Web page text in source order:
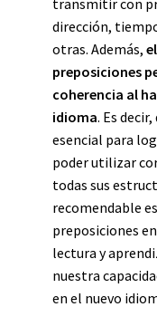
transmitir con
dirección,
otras. Además,
preposiciones
coherencia al
idioma. Es
esencial para
poder utilizar
todas sus
recomendable
preposiciones
lectura y
nuestra
en el nuevo